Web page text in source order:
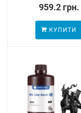
959.2 грн.
КУПИТИ